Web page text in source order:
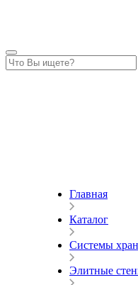
Главная
Каталог
Системы
Элитные